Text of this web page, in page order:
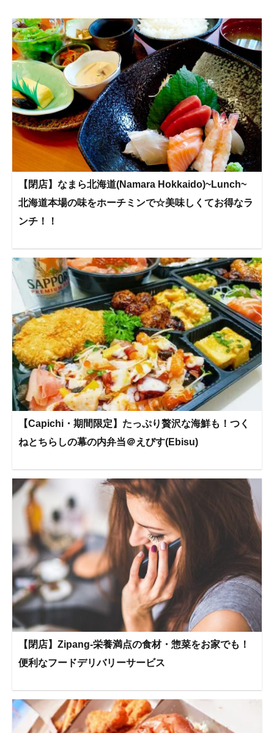
【閉店】なまら北海道(Namara Hokkaido)~Lunch~
北海道本場の味をホーチミンで☆美味しくてお得なラ
ンチ！！
【Capichi・期間限定】たっぷり贅沢な海鮮も！つく
ねとちらしの幕の内弁当＠えびす(Ebisu)
【閉店】Zipang-栄養満点の食材・惣菜をお家でも！
便利なフードデリバリーサービス